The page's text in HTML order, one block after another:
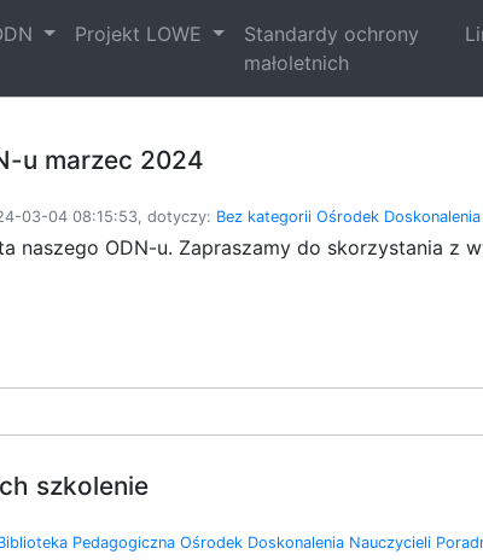
Projekt LOWE
Standardy ochrony
małoletnich
u marzec 2024
03-04 08:15:53, dotyczy: Bez kategorii Ośrodek
naszego ODN-u. Zapraszamy do skorzystania z
szkolenie
Pedagogiczna Ośrodek Doskonalenia Nauczycieli